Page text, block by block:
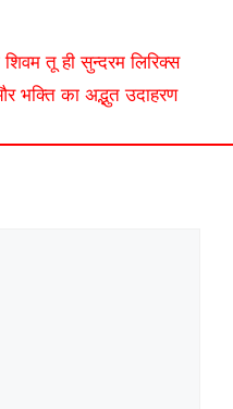
तू ही सुन्दरम लिरिक्स
भक्ति का अद्भुत उदाहरण